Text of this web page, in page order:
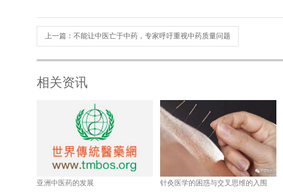
上一篇： 不能让中医亡于中药，专家呼吁重视中药质量问题
相关资讯
亚洲中医药的发展 针灸医学的困惑与交叉思维的入围